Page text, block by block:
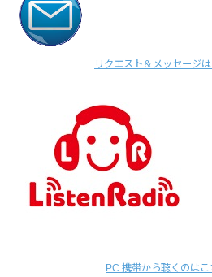
リクエスト＆メッセージ
PC.携帯から聴くのはこ